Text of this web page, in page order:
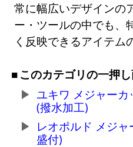
常に幅広いデザインの
ー・ツールの中でも、
く反映できるアイテム
このカテゴリの一押
ユキワ メジャー
(撥水加工)
レオポルド メジ
盛付)